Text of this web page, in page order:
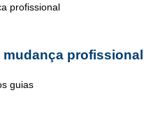
profissional